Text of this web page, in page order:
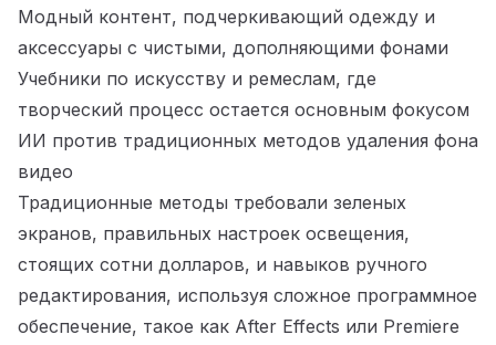
Модный контент, подчеркивающий одежду и
аксессуары с чистыми, дополняющими фонами
Учебники по искусству и ремеслам, где
творческий процесс остается основным фокусом
ИИ против традиционных методов удаления фона
видео
Традиционные методы требовали зеленых
экранов, правильных настроек освещения,
стоящих сотни долларов, и навыков ручного
редактирования, используя сложное программное
обеспечение, такое как After Effects или Premiere